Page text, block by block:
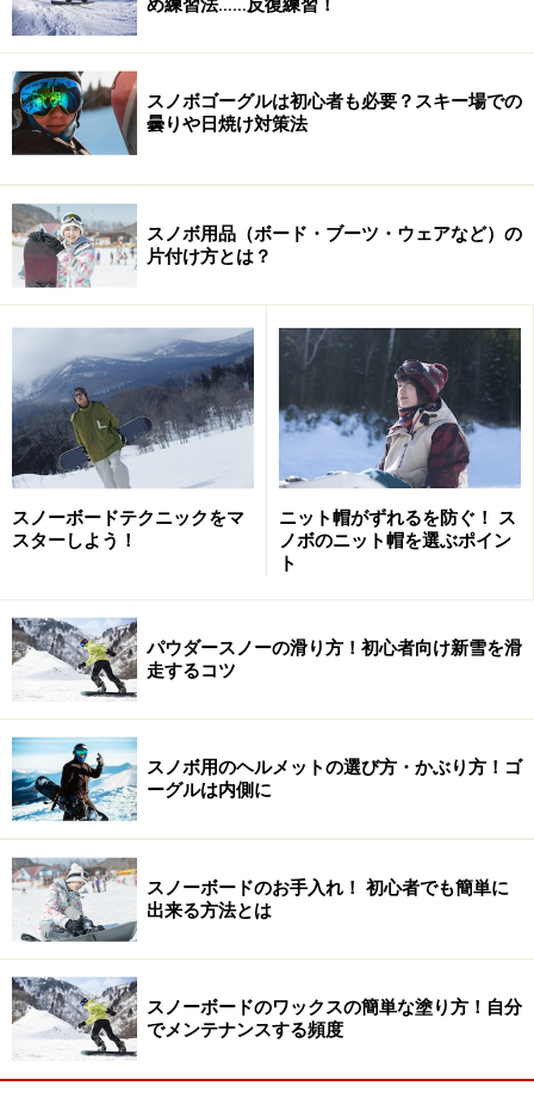
1/ゴッチ( 眞空雪板等, I.R.COLLECTION）
2/石川 健二( SAVANDER ETM）
3/平岡 暁史( I.R.COLLECTION）
4/ライオ田原( FORUM）
5/佐藤 康弘( 眞空雪板等, MISSION）
6/西田 崇( SALOMON, VOLCOM, I.R.COLLECTION）
7/安藤 輝彦( YONEX）
8/布施 忠( Rossignol）
9/山口 睦生( RC-M RICHMAN, ゴールドウィン）
11/宮脇 健太郎( GNU, NORTH WAVE）
12/脇坂 幸助( RICE28）
◆外国人招待選手◆
Terje Haakonsen (Burton) テリエ・ハーコンセン
Todd Richards (Rossignol) トッド・リチャーズ
Gian Simmen (Santa Cruz) ジャン・シメン
Jonas Emery (Rossignol) ヨナス・エメリー
Heikki Sorsa (Burton) ヘイキ・ソーサ
スノボゴーグルは初心者も必要？スキー場での
曇りや日焼け対策法
スノボ用品（ボード・ブーツ・ウェアなど）の
片付け方とは？
スノーボードテクニックをマ
スターしよう！
ニット帽がずれるを防ぐ！ ス
ノボのニット帽を選ぶポイン
ト
パウダースノーの滑り方！初心者向け新雪を滑
走するコツ
スノボ用のヘルメットの選び方・かぶり方！ゴ
ーグルは内側に
スノーボードのお手入れ！ 初心者でも簡単に
出来る方法とは
スノーボードのワックスの簡単な塗り方！自分
でメンテナンスする頻度